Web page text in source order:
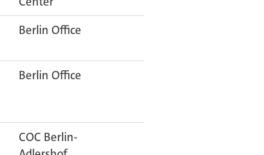
Berlin Office
Berlin Office
COC Berlin-